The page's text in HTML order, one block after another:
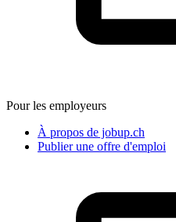
Pour les employeurs
À propos de jobup.ch
Publier une offre d'emploi